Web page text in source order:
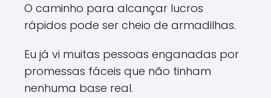
O caminho para alcançar lucros
rápidos pode ser cheio de armadilhas.
Eu já vi muitas pessoas enganadas por
promessas fáceis que não tinham
nenhuma base real.